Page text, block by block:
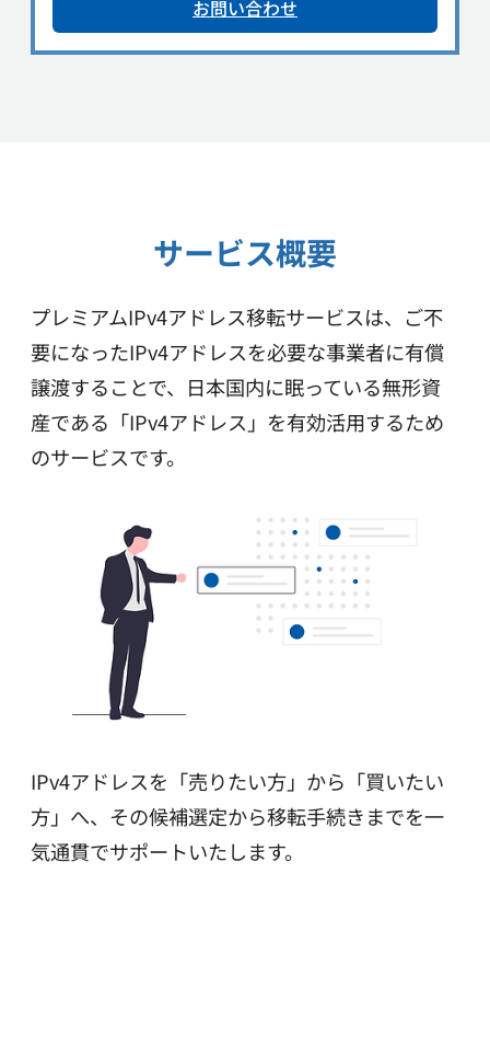
お問い合わせ
サービス概要
プレミアムIPv4アドレス移転サービスは、 ご不
要になったIPv4アドレスを必要な事業者に有償
譲渡することで、
日本国内に眠っている無形資
産である「IPv4アドレス」を有効活用するため
のサービスです。
IPv4アドレスを「売りたい方」から「買いたい
方」へ、 その候補選定から移転手続きまでを一
気通貫でサポートいたします。